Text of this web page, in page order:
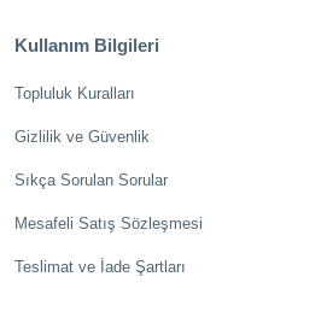
Kullanım Bilgileri
Topluluk Kuralları
Gizlilik ve Güvenlik
Sıkça Sorulan Sorular
Mesafeli Satış Sözleşmesi
Teslimat ve İade Şartları